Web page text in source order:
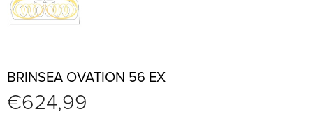
BRINSEA OVATION 56 EX
€624,99